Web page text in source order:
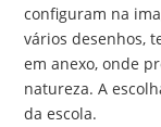
configuram na
vários desenhos,
em anexo, onde
natureza. A
da escola.